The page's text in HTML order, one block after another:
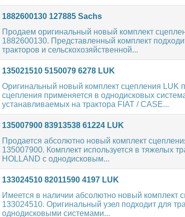
1882600130 127885 Sachs
Продаем оригинальный новый комплект
1882600130. Представленный комплект
тракторов и сельскохозяйственной...
135021510 5150079 6278 LUK
Оригинальный новый комплект сцепления LUK
сцепления применяется в однодисковых
устанавливаемых на трактора FIAT / CASE...
135007900 83913538 61224 LUK
Продается абсолютно новый комплект
135007900. Комплект используется в тяжелых
HOLLAND с однодисковым...
133024510 82011590 4197 LUK
Имеется в наличии абсолютно новый комплект
133024510. Оригинальный узел подходит для
однодисковыми системами...